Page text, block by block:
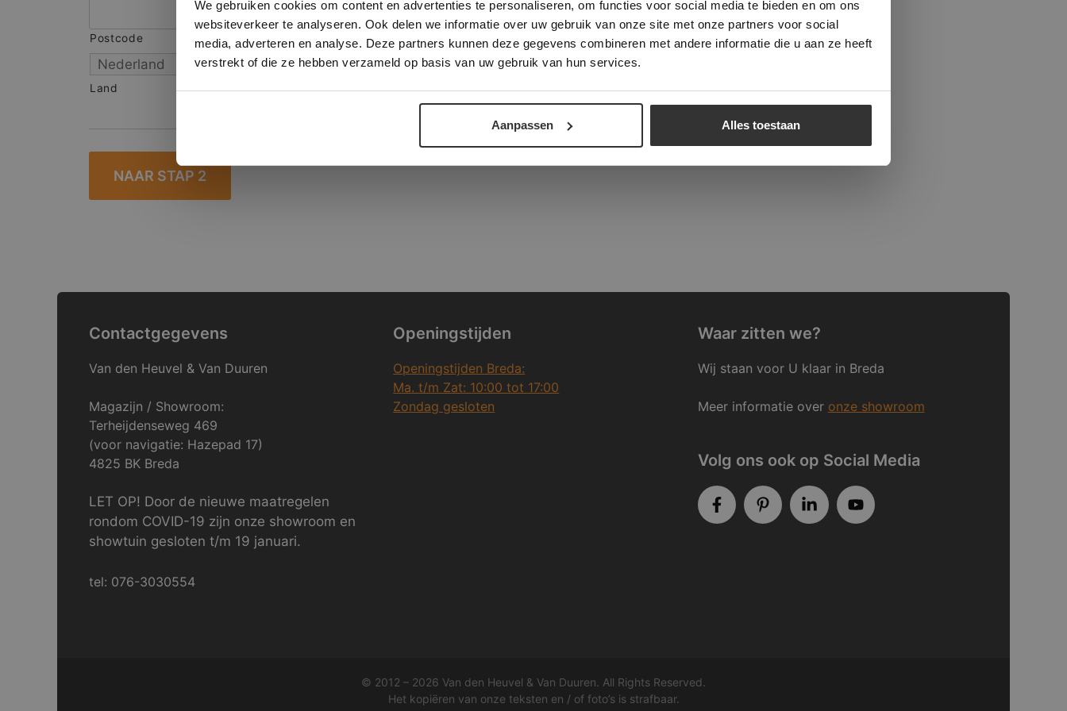
We gebruiken cookies om content en advertenties te personaliseren, om functies voor social media te bieden en om ons
websiteverkeer te analyseren. Ook delen we informatie over uw gebruik van onze site met onze partners voor social
media, adverteren en analyse. Deze partners kunnen deze gegevens combineren met andere informatie die u aan ze heeft
verstrekt of die ze hebben verzameld op basis van uw gebruik van hun services.
Aanpassen Alles toestaan
Postcode Stad
Land
Contactgegevens
Van den Heuvel & Van Duuren
Magazijn / Showroom:
Terheijdenseweg 469
(voor navigatie: Hazepad 17)
4825 BK Breda
LET OP! Door de nieuwe maatregelen
rondom COVID-19 zijn onze showroom en
showtuin gesloten t/m 19 januari.
tel: 076-3030554
Openingstijden
Openingstijden Breda:
Ma. t/m Zat: 10:00 tot 17:00
Zondag gesloten
Waar zitten we?
Wij staan voor U klaar in Breda
Meer informatie over onze showroom
Volg ons ook op Social Media
© 2012 – 2026 Van den Heuvel & Van Duuren. All Rights Reserved.
Het kopiëren van onze teksten en / of foto’s is strafbaar.
verder
ALLES ACCEPTEREN ALLES AFWIJZEN